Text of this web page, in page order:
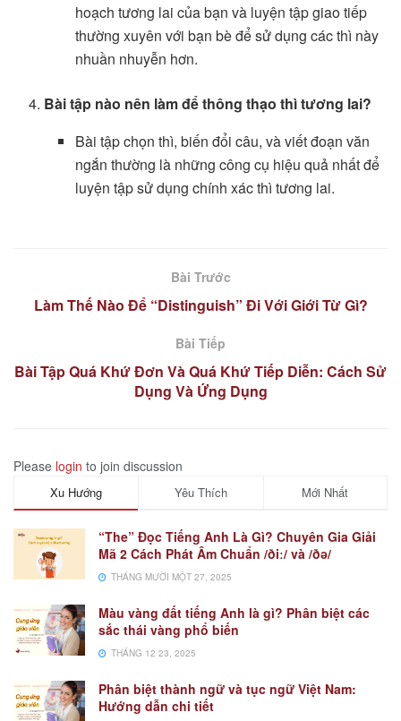
hoạch tương lai của bạn và luyện tập giao tiếp
thường xuyên với bạn bè để sử dụng các thì này
nhuần nhuyễn hơn.
Bài tập nào nên làm để thông thạo thì tương lai?
Bài tập chọn thì, biến đổi câu, và viết đoạn văn
ngắn thường là những công cụ hiệu quả nhất để
luyện tập sử dụng chính xác thì tương lai.
Bài Trước
Làm Thế Nào Để “Distinguish” Đi Với Giới Từ Gì?
Bài Tiếp
Bài Tập Quá Khứ Đơn Và Quá Khứ Tiếp Diễn: Cách Sử
Dụng Và Ứng Dụng
Please login to join discussion
Xu Hướng Yêu Thích Mới Nhất
“The” Đọc Tiếng Anh Là Gì? Chuyên Gia Giải
Mã 2 Cách Phát Âm Chuẩn /ðiː/ và /ðə/
THÁNG MƯỜI MỘT 27, 2025
Màu vàng đất tiếng Anh là gì? Phân biệt các
sắc thái vàng phổ biến
THÁNG 12 23, 2025
Phân biệt thành ngữ và tục ngữ Việt Nam:
Hướng dẫn chi tiết